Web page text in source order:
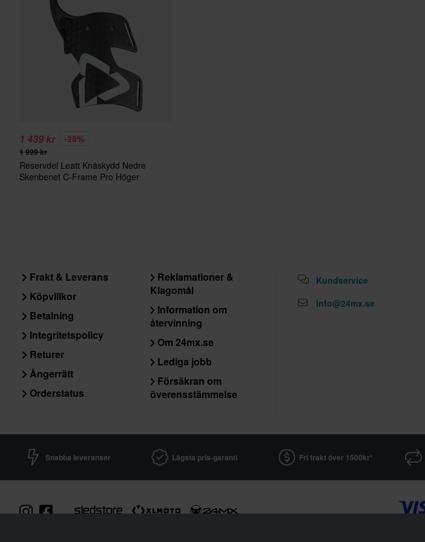
1 439 kr -28%
1 999 kr
Reservdel Leatt Knäskydd Nedre
Skenbenet C-Frame Pro Höger
Frakt & Leverans
Köpvillkor
Betalning
Integritetspolicy
Returer
Ångerrätt
Orderstatus
Reklamationer &
Klagomål
Information om
återvinning
Om 24mx.se
Lediga jobb
Försäkran om
överensstämmelse
Kundservice
info@24mx.se
Snabba leveranser Lägsta pris-garanti Fri frakt över 1500kr*